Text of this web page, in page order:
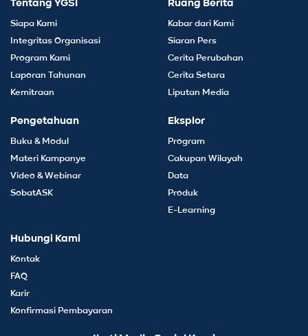
Tentang YGSI
Siapa Kami
Integritas Organisasi
Program Kami
Laporan Tahunan
Kemitraan
Ruang Berita
Kabar dari Kami
Siaran Pers
Cerita Perubahan
Cerita Setara
Liputan Media
Pengetahuan
Buku & Modul
Materi Kampanye
Video & Webinar
SobatASK
Eksplor
Program
Cakupan Wilayah
Data
Produk
E-Learning
Hubungi Kami
Kontak
FAQ
Karir
Konfirmasi Pembayaran